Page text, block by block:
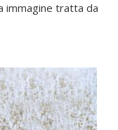
immagine tratta da